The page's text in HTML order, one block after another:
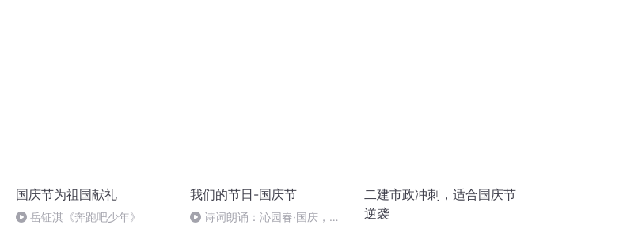
国庆节为祖国献礼
岳钲淇《奔跑吧少年》
我们的节日-国庆节
诗词朗诵：沁园春·国庆，朗
二建市政冲刺，适合国庆节
逆袭